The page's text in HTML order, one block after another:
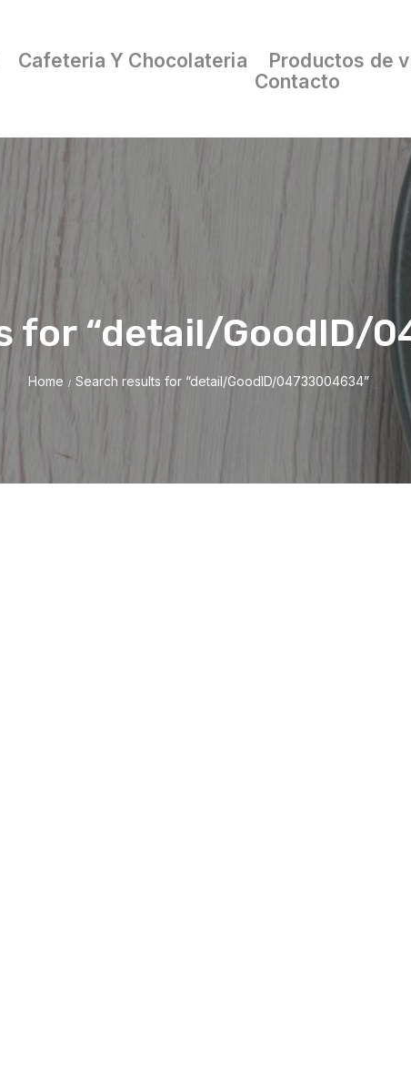
Cafeteria Y Chocolateria Productos de
Contacto
for “detail/GoodID/
Home / Search results for “detail/GoodID/04733004634”